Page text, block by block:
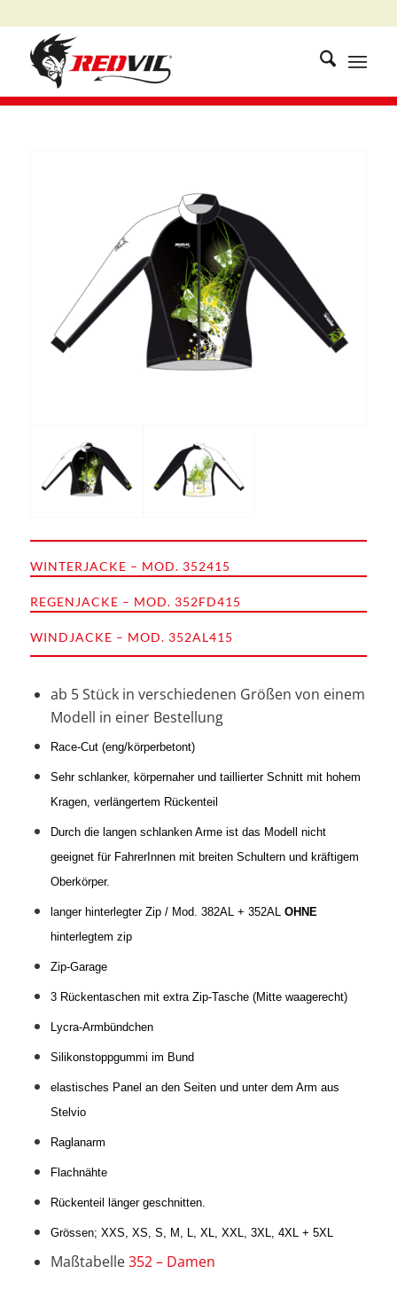
WINTERJACKE – MOD. 352415
REGENJACKE – MOD. 352FD415
WINDJACKE – MOD. 352AL415
ab 5 Stück in verschiedenen Größen von einem
Modell in einer Bestellung
Race-Cut (eng/körperbetont)
Sehr schlanker, körpernaher und taillierter Schnitt mit hohem
Kragen, verlängertem Rückenteil
Durch die langen schlanken Arme ist das Modell nicht
geeignet für FahrerInnen mit breiten Schultern und kräftigem
Oberkörper.
langer hinterlegter Zip / Mod. 382AL + 352AL OHNE
hinterlegtem zip
Zip-Garage
3 Rückentaschen mit extra Zip-Tasche (Mitte waagerecht)
Lycra-Armbündchen
Silikonstoppgummi im Bund
elastisches Panel an den Seiten und unter dem Arm aus
Stelvio
Raglanarm
Flachnähte
Rückenteil länger geschnitten.
Grössen; XXS, XS, S, M, L, XL, XXL, 3XL, 4XL + 5XL
Maßtabelle352 – Damen